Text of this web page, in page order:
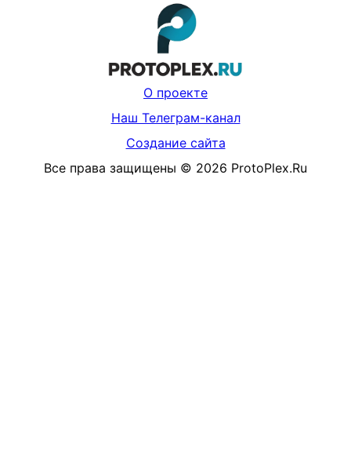
О проекте
Наш Телеграм-канал
Создание сайта
Все права защищены © 2026 ProtoPlex.Ru